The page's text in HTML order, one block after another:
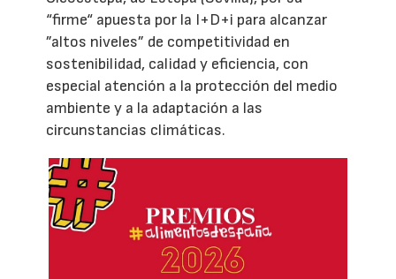
“firme“ apuesta por la I+D+i para alcanzar
”altos niveles” de competitividad en
sostenibilidad, calidad y eficiencia, con
especial atención a la protección del medio
ambiente y a la adaptación a las
circunstancias climáticas.